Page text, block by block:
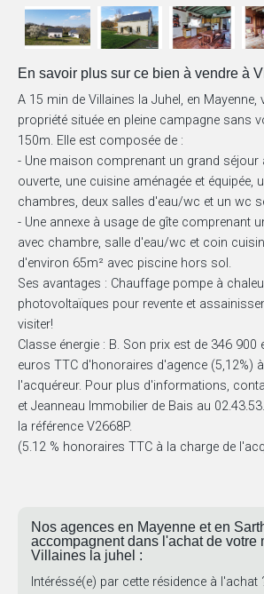
En savoir plus sur ce bien à vendre à
A 15 min de Villaines la Juhel, en Mayenne,
propriété située en pleine campagne sans
150m. Elle est composée de :
- Une maison comprenant un grand séjour
ouverte, une cuisine aménagée et équipée,
chambres, deux salles d'eau/wc et un wc
- Une annexe à usage de gîte comprenant
avec chambre, salle d'eau/wc et coin
d'environ 65m² avec piscine hors sol.
Ses avantages : Chauffage pompe à
photovoltaïques pour revente et
visiter!
Classe énergie : B. Son prix est de 346
euros TTC d'honoraires d'agence (5,12%)
l'acquéreur. Pour plus d'informations,
et Jeanneau Immobilier de Bais au
la référence V2668P.
(5.12 % honoraires TTC à la charge de
Nos agences en Mayenne et en
accompagnent dans l'achat de votre
Villaines la juhel :
Intéréssé(e) par cette résidence à l'achat